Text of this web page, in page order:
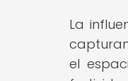
La
el